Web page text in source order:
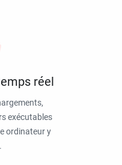
réel
exécutables
ordinateur y